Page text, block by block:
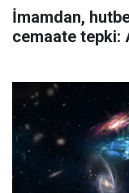
İmamdan,
cemaate tepki: